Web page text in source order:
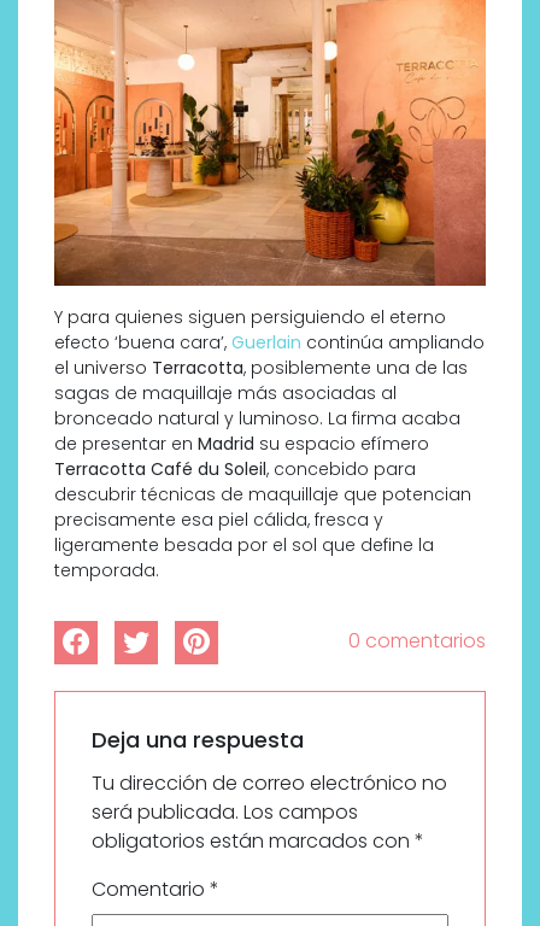
Y para quienes siguen persiguiendo el eterno
efecto ‘buena cara’, Guerlain continúa ampliando
el universo Terracotta, posiblemente una de las
sagas de maquillaje más asociadas al
bronceado natural y luminoso. La firma acaba
de presentar en Madrid su espacio efímero
Terracotta Café du Soleil, concebido para
descubrir técnicas de maquillaje que potencian
precisamente esa piel cálida, fresca y
ligeramente besada por el sol que define la
temporada.
0 comentarios
Deja una respuesta
Tu dirección de correo electrónico no
será publicada. Los campos
obligatorios están marcados con *
Comentario *